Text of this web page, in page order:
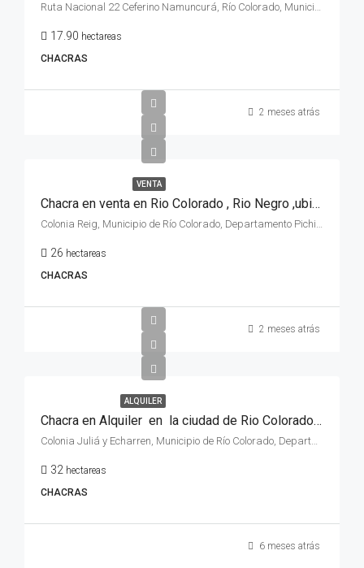
Ruta Nacional 22 Ceferino Namuncurá, Río Colorado, Municipio de Río Colorado, Departamento Pichi Mahuida, Río Negro, L8138, Argentina
17.90 hectareas
CHACRAS
2 meses atrás
VENTA
Chacra en venta en Rio Colorado , Rio Negro ,ubicada en Colonia Reig , a 5 km de la ciudad .
Colonia Reig, Municipio de Río Colorado, Departamento Pichi Mahuida, Río Negro, R8138, Argentina
26 hectareas
CHACRAS
2 meses atrás
ALQUILER
Chacra en Alquiler en la ciudad de Rio Colorado, zona Juventud Unida, provincia de Rio Negro.
Colonia Juliá y Echarren, Municipio de Río Colorado, Departamento Pichi Mahuida, Río Negro, Argentina
32 hectareas
CHACRAS
6 meses atrás